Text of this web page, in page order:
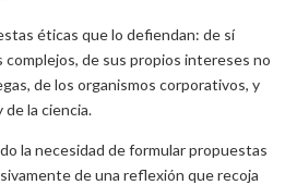
éticas que lo defiendan: de sí
complejos, de sus propios intereses no
de los organismos corporativos, y
la ciencia.
la necesidad de formular propuestas
de una reflexión que recoja